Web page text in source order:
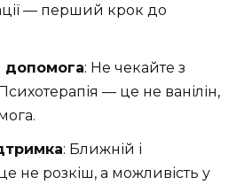
— перший крок до
допомога: Не чекайте з
— це не ванілін,
: Ближній і
не розкіш, а можливість у